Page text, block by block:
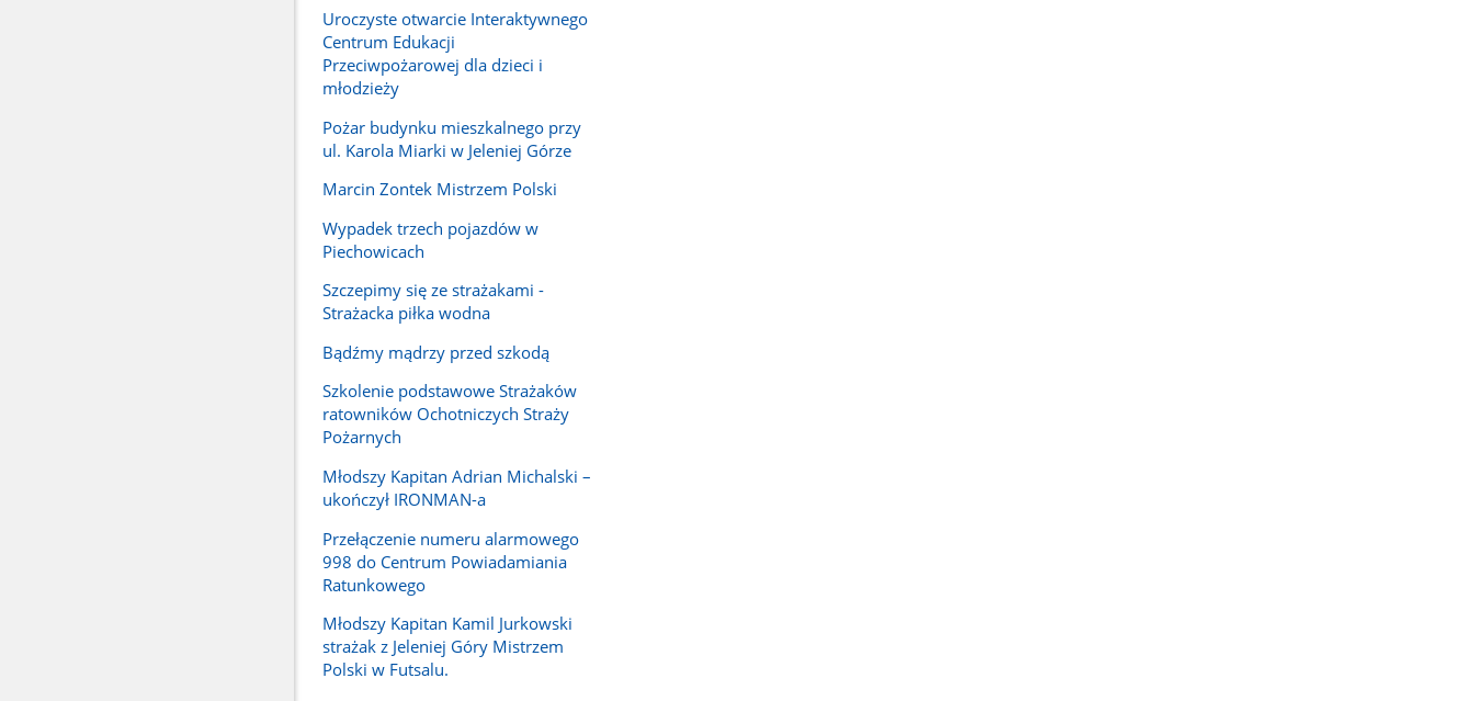
Uroczyste otwarcie Interaktywnego
Centrum Edukacji
Przeciwpożarowej dla dzieci i
młodzieży
Pożar budynku mieszkalnego przy
ul. Karola Miarki w Jeleniej Górze
Marcin Zontek Mistrzem Polski
Wypadek trzech pojazdów w
Piechowicach
Szczepimy się ze strażakami -
Strażacka piłka wodna
Bądźmy mądrzy przed szkodą
Szkolenie podstawowe Strażaków
ratowników Ochotniczych Straży
Pożarnych
Młodszy Kapitan Adrian Michalski –
ukończył IRONMAN-a
Przełączenie numeru alarmowego
998 do Centrum Powiadamiania
Ratunkowego
Młodszy Kapitan Kamil Jurkowski
strażak z Jeleniej Góry Mistrzem
Polski w Futsalu.